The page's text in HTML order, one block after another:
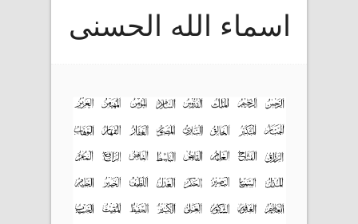
اسماء الله الحسنى